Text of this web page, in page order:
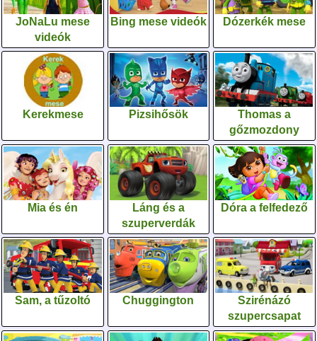
JoNaLu mese
videók
Bing mese videók Dózerkék mese
Kerekmese Pizsihősök
Thomas a
gőzmozdony
Mia és én
Láng és a
szuperverdák
Dóra a felfedező
Sam, a tűzoltó Chuggington
Szirénázó
szupercsapat